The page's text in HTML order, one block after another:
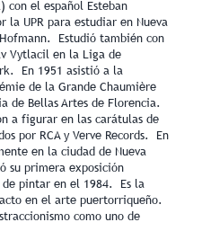
con el español Esteban
UPR para estudiar en Nueva
Estudió también con
Vytlacil en la Liga de
En 1951 asistió a la
de la Grande Chaumière
de Bellas Artes de Florencia.
a figurar en las carátulas de
por RCA y Verve Records. En
en la ciudad de Nueva
su primera exposición
pintar en el 1984. Es la
en el arte puertorriqueño.
como uno de